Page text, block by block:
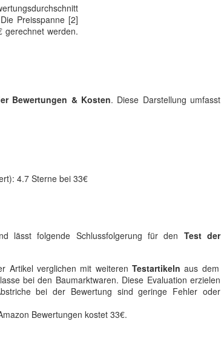
Preisspanne [2]
gerechnet werden.
Bewertungen & Kosten. Diese Darstellung umfasst
4.7 Sterne bei 33€
lässt folgende Schlussfolgerung für den Test der
Artikel verglichen mit weiteren Testartikeln aus dem
bei den Baumarktwaren. Diese Evaluation erzielen
bei der Bewertung sind geringe Fehler oder
Bewertungen kostet 33€.